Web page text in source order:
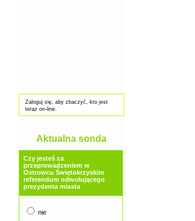
Zaloguj się, aby zbaczyć, kto jest
teraz on-line.
Aktualna sonda
Czy jesteś za
przeprowadzeniem w
Ostrowcu Świętokrzyskim
referendum odwołującego
prezydenta miasta
nie